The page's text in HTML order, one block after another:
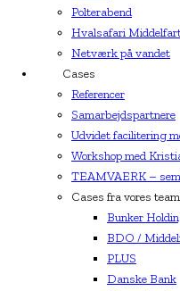
Polterabend
Hvalsafari
Netværk på vandet
Cases
Referencer
Samarbejdspartnere
Udvidet facilitering
Workshop med
TEAMVAERK –
Cases fra vores
Bunker
BDO /
PLUS
Danske Bank